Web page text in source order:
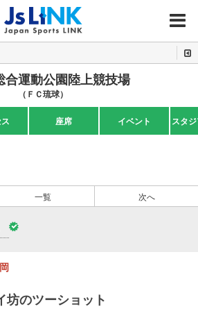
MENU
合運動公園陸上競技場
（ＦＣ琉球）
座席 イベント スタ
一覧 次へ
坊のツーショット